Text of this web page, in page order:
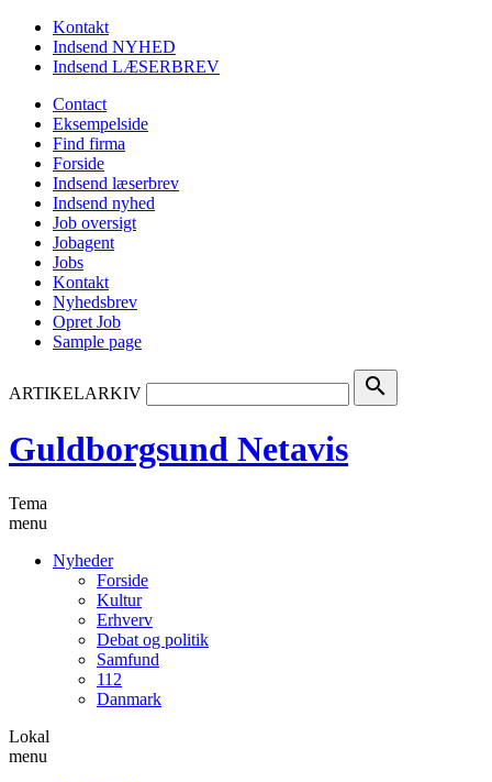
Kontakt
Indsend NYHED
Indsend LÆSERBREV
Contact
Eksempelside
Find firma
Forside
Indsend læserbrev
Indsend nyhed
Job oversigt
Jobagent
Jobs
Kontakt
Nyhedsbrev
Opret Job
Sample page
ARTIKELARKIV search
Guldborgsund Netavis
Tema
menu
Nyheder
Forside
Kultur
Erhverv
Debat og politik
Samfund
112
Danmark
Lokal
menu